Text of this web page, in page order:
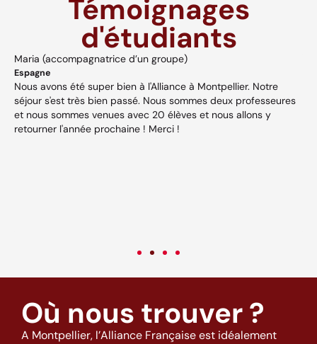
Témoignages
d'étudiants
Maria (accompagnatrice d’un groupe)
Espagne
Nous avons été super bien à l'Alliance à Montpellier. Notre
séjour s'est très bien passé. Nous sommes deux professeures
et nous sommes venues avec 20 élèves et nous allons y
retourner l'année prochaine ! Merci !
Où nous trouver ?
A Montpellier, l’Alliance Française est idéalement